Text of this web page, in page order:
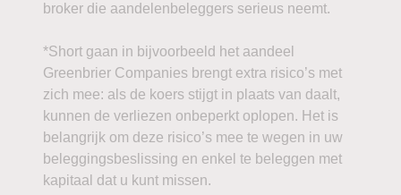
broker die aandelenbeleggers serieus neemt.
*Short gaan in bijvoorbeeld het aandeel
Greenbrier Companies brengt extra risico’s met
zich mee: als de koers stijgt in plaats van daalt,
kunnen de verliezen onbeperkt oplopen. Het is
belangrijk om deze risico’s mee te wegen in uw
beleggingsbeslissing en enkel te beleggen met
kapitaal dat u kunt missen.